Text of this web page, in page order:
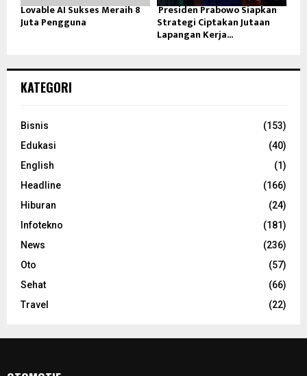
Lovable AI Sukses Meraih 8
Juta Pengguna
Presiden Prabowo Siapkan
Strategi Ciptakan Jutaan
Lapangan Kerja...
KATEGORI
Bisnis
(153)
Edukasi
(40)
English
(1)
Headline
(166)
Hiburan
(24)
Infotekno
(181)
News
(236)
Oto
(57)
Sehat
(66)
Travel
(22)